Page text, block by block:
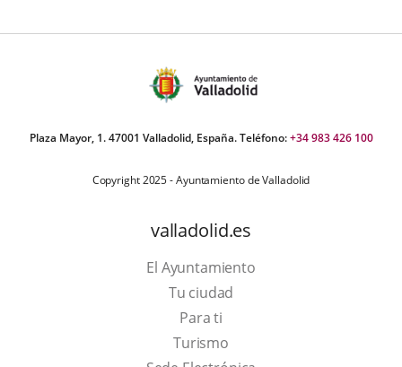
Plaza Mayor, 1. 47001 Valladolid, España. Teléfono:+34 983 426 100
Copyright 2025 - Ayuntamiento de Valladolid
valladolid.es
El Ayuntamiento
Tu ciudad
Para ti
TurismoThis